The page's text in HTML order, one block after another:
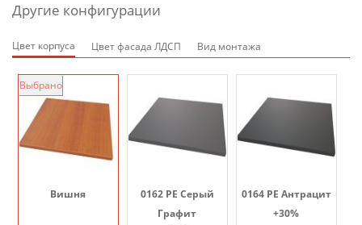
Другие конфигурации
Цвет корпуса Цвет фасада ЛДСП Вид монтажа
Вишня
Выбрано
0162 PE Серый
Графит
0164 PE Антрацит
+30%